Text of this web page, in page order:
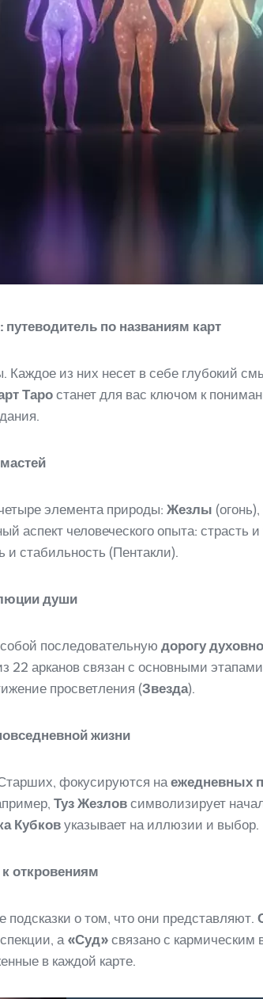
по названиям карт
Каждое из них несет в себе глубокий
Таро станет для вас ключом к
элемента природы: Жезлы (огонь),
аспект человеческого опыта:
и стабильность (Пентакли).
души
последовательную дорогу
22 арканов связан с основными
просветления (Звезда).
жизни
фокусируются наежедневных
Туз Жезлов символизирует
Кубковуказывает на иллюзии и выбор.
откровениям
о том, что они представляют.
а «Суд» связано с кармическим
в каждой карте.